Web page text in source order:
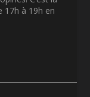
17h à 19h en